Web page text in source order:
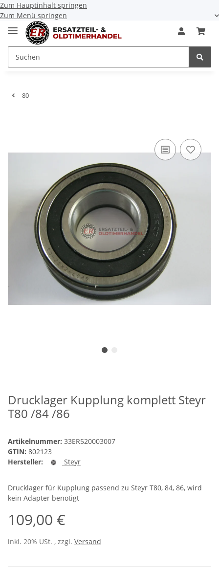
Zum Hauptinhalt springen
Zum Menü springen
80
Drucklager Kupplung komplett Steyr
T80 /84 /86
Artikelnummer: 33ER520003007
GTIN: 802123
Hersteller:
Steyr
Drucklager für Kupplung passend zu Steyr T80, 84, 86, wird
kein Adapter benötigt
109,00 €
inkl. 20% USt. , zzgl. Versand